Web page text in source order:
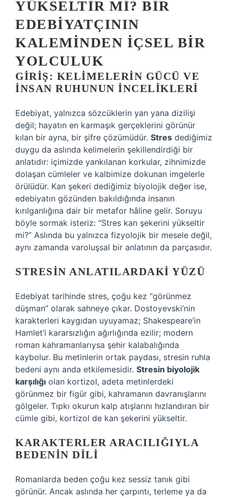
YÜKSELTIR MI? BIR
EDEBIYATÇININ
KALEMINDEN İÇSEL BIR
YOLCULUK
GIRIŞ: KELIMELERIN GÜCÜ VE
İNSAN RUHUNUN İNCELIKLERI
Edebiyat, yalnızca sözcüklerin yan yana dizilişi
değil; hayatın en karmaşık gerçeklerini görünür
kılan bir ayna, bir şifre çözümüdür. Stres dediğimiz
duygu da aslında kelimelerin şekillendirdiği bir
anlatıdır: içimizde yankılanan korkular, zihnimizde
dolaşan cümleler ve kalbimize dokunan imgelerle
örülüdür. Kan şekeri dediğimiz biyolojik değer ise,
edebiyatın gözünden bakıldığında insanın
kırılganlığına dair bir metafor hâline gelir. Soruyu
böyle sormak isteriz: “Stres kan şekerini yükseltir
mi?” Aslında bu yalnızca fizyolojik bir mesele değil,
aynı zamanda varoluşsal bir anlatının da parçasıdır.
STRESIN ANLATILARDAKI YÜZÜ
Edebiyat tarihinde stres, çoğu kez “görünmez
düşman” olarak sahneye çıkar. Dostoyevski’nin
karakterleri kaygıdan uyuyamaz; Shakespeare’in
Hamlet’i kararsızlığın ağırlığında ezilir; modern
roman kahramanlarıysa şehir kalabalığında
kaybolur. Bu metinlerin ortak paydası, stresin ruhla
bedeni aynı anda etkilemesidir. Stresin biyolojik
karşılığı olan kortizol, adeta metinlerdeki
görünmez bir figür gibi, kahramanın davranışlarını
gölgeler. Tıpkı okurun kalp atışlarını hızlandıran bir
cümle gibi, kortizol de kan şekerini yükseltir.
KARAKTERLER ARACILIĞIYLA
BEDENIN DILI
Romanlarda beden çoğu kez sessiz tanık gibi
görünür. Ancak aslında her çarpıntı, terleme ya da